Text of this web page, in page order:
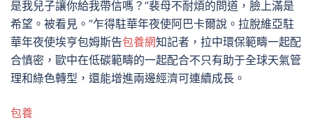
是我兒子讓你給我帶信嗎？”裴母不耐煩的問道，臉上滿是
希望。被看見。”乍得駐華年夜使阿巴卡爾說。拉脫維亞駐
華年夜使埃亨包姆斯告包養網知記者，拉中環保範疇一起配
合慎密，歐中在低碳範疇的一起配合不只有助于全球天氣管
理和綠色轉型，還能增進兩邊經濟可連續成長。
包養